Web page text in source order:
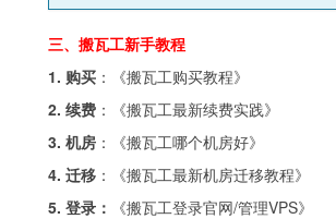
三、搬瓦工新手教程
1. 购买 ：《搬瓦工购买教程》
2. 续费 ：《搬瓦工最新续费实践》
3. 机房 ：《搬瓦工哪个机房好》
4. 迁移 ：《搬瓦工最新机房迁移教程》
5. 登录：
《搬瓦工登录官网/管理VPS》